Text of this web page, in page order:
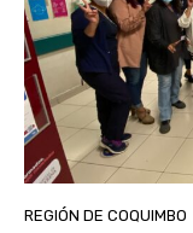
REGIÓN DE COQUIMBO